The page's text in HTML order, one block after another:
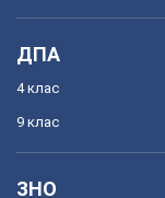
ДПА
4 клас
9 клас
ЗНО